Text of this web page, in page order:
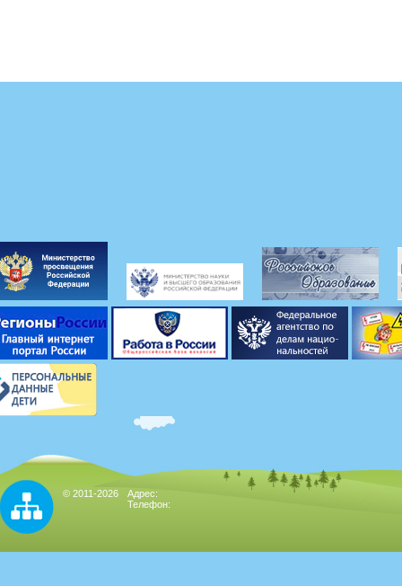
© 2011-2026
Адрес:
Телефон: